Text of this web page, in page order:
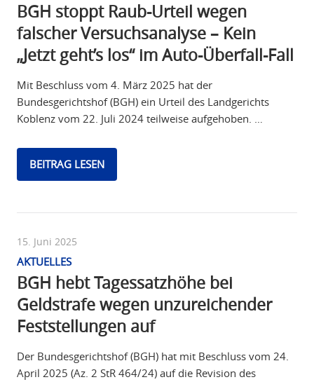
BGH stoppt Raub-Urteil wegen
falscher Versuchsanalyse – Kein
„Jetzt geht’s los“ im Auto-Überfall-Fall
Mit Beschluss vom 4. März 2025 hat der
Bundesgerichtshof (BGH) ein Urteil des Landgerichts
Koblenz vom 22. Juli 2024 teilweise aufgehoben. …
BEITRAG LESEN
15. Juni 2025
AKTUELLES
BGH hebt Tagessatzhöhe bei
Geldstrafe wegen unzureichender
Feststellungen auf
Der Bundesgerichtshof (BGH) hat mit Beschluss vom 24.
April 2025 (Az. 2 StR 464/24) auf die Revision des